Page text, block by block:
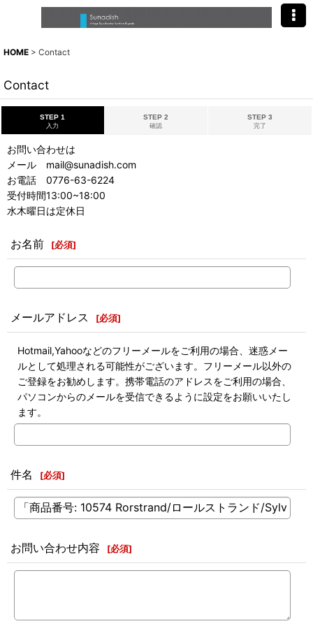
HOME > Contact
Contact
STEP 1
入力
STEP 2
確認
STEP 3
完了
お問い合わせは
メール mail@sunadish.com
お電話 0776-63-6224
受付時間13:00~18:00
水木曜日は定休日
お名前 [必須]
メールアドレス [必須]
Hotmail,Yahooなどのフリーメールをご利用の場合、迷惑メー
ルとして処理される可能性がございます。フリーメール以外の
ご登録をお勧めします。携帯電話のアドレスをご利用の場合、
パソコンからのメールを受信できるように設定をお願いいたし
ます。
件名 [必須]
お問い合わせ内容 [必須]